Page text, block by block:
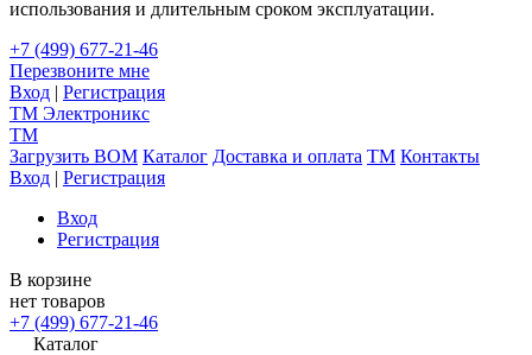
использования и длительным сроком эксплуатации.
+7 (499) 677-21-46
Перезвоните мне
Вход | Регистрация
TM Электроникс
TM
Загрузить BOM Каталог Доставка и оплата TM Контакты
Вход | Регистрация
Вход
Регистрация
В корзине
нет товаров
+7 (499) 677-21-46
Каталог